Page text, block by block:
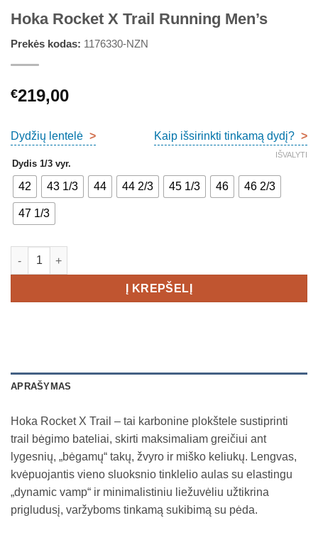
Hoka Rocket X Trail Running Men’s
Prekės kodas: 1176330-NZN
€219,00
Dydžių lentelė > Kaip išsirinkti tinkamą dydį? >
Dydis 1/3 vyr.
42 43 1/3 44 44 2/3 45 1/3 46 46 2/3
47 1/3
IŠVALYTI
produkto kiekis: Hoka Rocket X Trail Running Men's
Į KREPŠELĮ
APRAŠYMAS
Hoka Rocket X Trail – tai karbonine plokštele sustiprinti
trail bėgimo bateliai, skirti maksimaliam greičiui ant
lygesnių, „bėgamų“ takų, žvyro ir miško keliukų. Lengvas,
kvėpuojantis vieno sluoksnio tinklelio aulas su elastingu
„dynamic vamp“ ir minimalistiniu liežuvėliu užtikrina
prigludusį, varžyboms tinkamą sukibimą su pėda.